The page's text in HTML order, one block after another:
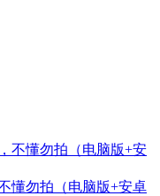
懂勿拍（电脑版+安卓